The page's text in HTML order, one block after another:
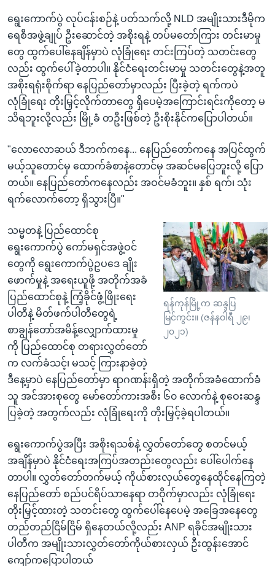
ရွေးကောက်ပွဲ လုပ်ငန်းစဉ်နဲ့ ပတ်သက်လို့ NLD အမျိုးသားဒီမိုက
ရေစီအဖွဲ့ချုပ် ဦးဆောင်တဲ့ အစိုးရနဲ့ တပ်မတော်ကြား တင်းမာမှု
တွေ ထွက်ပေါ်နေချိန်မှာပဲ လုံခြုံရေး တင်းကြပ်တဲ့ သတင်းတွေ
လည်း ထွက်ပေါ်ခဲ့တာပါ။ နိုင်ငံရေးတင်းမာမှု သတင်းတွေနဲ့အတူ
အစိုးရရုံးစိုက်ရာ နေပြည်တော်မှာလည်း ပြီးခဲ့တဲ့ ရက်ကပဲ
လုံခြုံရေး တိုးမြှင့်လိုက်တာတွေ ရှိပေမဲ့အကြောင်းရင်းကိုတော့ မ
သိရဘူးလို့လည်း မြို့ခံံ တဦးဖြစ်တဲ့ ဦးစိုးနိုင်ကပြောပါတယ်။
"လောလောဆယ် ဒီဘက်ကနေ... နေပြည်တော်ကနေ အပြင်ထွက်
မယ့်သူတောင်မှ ထောက်ခံစာနဲ့တောင်မှ အဆင်မပြေဘူးလို့ ပြော
တယ်။ နေပြည်တော်ကနေလည်း အဝင်မခံဘူး။ နှစ် ရက်၊ သုံး
ရက်လောက်တော့ ရှိသွားပြီ။"
ရန်ကုန်မြို့က ဆန္ဒပြ
မြင်ကွင်း။ (ဇန်နဝါရီ ၂၉၊
၂၀၂၁)
သမ္မတနဲ့ ပြည်ထောင်စု
ရွေးကောက်ပွဲ ကော်မရှင်အဖွဲ့ဝင်
တွေကို ရွေးကောက်ပွဲဥပဒေ ချိုး
ဖောက်မှုနဲ့ အရေးယူဖို့ အတိုက်အခံ
ပြည်ထောင်စုနဲ့ ကြံ့ခိုင်ဖွံ့ဖြိုးရေး
ပါတီနဲ့ မိတ်ဖက်ပါတီတွေရဲ့
စာချွန်တော်အမိန့်လျှောက်ထားမှု
ကို ပြည်ထောင်စု တရားလွှတ်တော်
က လက်ခံသင့်၊ မသင့် ကြားနာခဲ့တဲ့
ဒီနေ့မှာပဲ နေပြည်တော်မှာ ရာဂဏန်းရှိတဲ့ အတိုက်အခံထောက်ခံ
သူ အင်အားစုတွေ မော်တော်ကားအစီး ၆၀ လောက်နဲ့ စုဝေးဆန္ဒ
ပြခဲ့တဲ့ အတွက်လည်း လုံခြုံရေးကို တိုးမြှင့်ခဲ့ရပါတယ်။
ရွေးကောက်ပွဲအပြီး အစိုးရသစ်နဲ့ လွှတ်တော်တွေ စတင်မယ့်
အချိန်မှာပဲ နိုင်ငံရေးအကြပ်အတည်းတွေလည်း ပေါ်ပေါက်နေ
တာပါ။ လွှတ်တော်တက်မယ့် ကိုယ်စားလှယ်တွေနေထိုင်နေကြတဲ့
နေပြည်တော် စည်ပင်ရိပ်သာနေရာ တဝိုက်မှာလည်း လုံခြုံရေး
တိုးမြှင့်ထားတဲ့ သတင်းတွေ ထွက်ပေါ်နေပေမဲ့ အခြေအနေတွေ
တည်တည်ငြိမ်ငြိမ် ရှိနေတယ်လို့လည်း ANP ရခိုင်အမျိုးသား
ပါတီက အမျိုးသားလွှတ်တော်ကိုယ်စားလှယ် ဦးထွန်းအောင်
ကျော်ကပြောပါတယ်